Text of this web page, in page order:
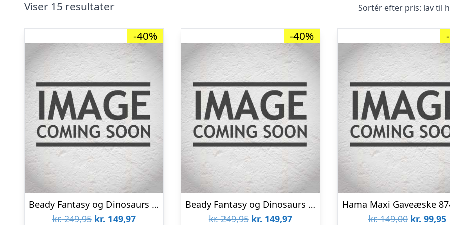
Viser 15 resultater
-40%
Beady Fantasy og Dinosaurs m. Perleplader – 4.500 Perler
kr.249,95 Den
kr. 149,97Den
-40%
Beady Fantasy og Dinosaurs m. Perleplader – 4.500 Perler
kr.249,95 Den
kr. 149,97Den
kr.149,00 Den
kr. 99,95